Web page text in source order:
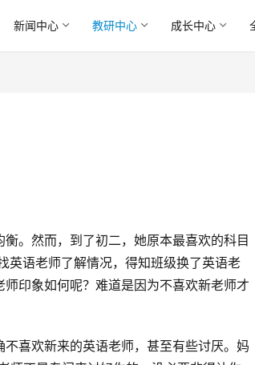
新闻中心 教研中心 成长中心
。然而，到了初二，她原本最喜欢的科目
英语老师了解情况，得知班级换了英语老
印象如何呢？难道是因为不喜欢新老师才
喜欢新来的英语老师，甚至有些讨厌。妈